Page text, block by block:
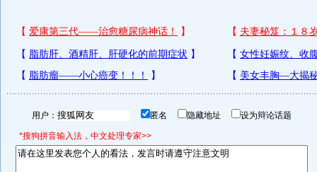
用户： 匿名 隐藏地址 设为辩论话题
*搜狗拼音输入法，中文处理专家>>